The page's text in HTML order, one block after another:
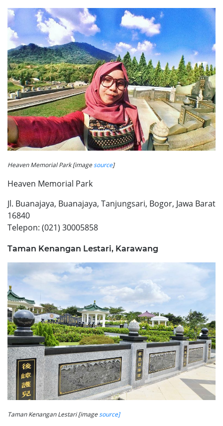
Heaven Memorial Park [imagesource]
Heaven Memorial Park
Jl. Buanajaya, Buanajaya, Tanjungsari, Bogor, Jawa Barat
16840
Telepon: (021) 30005858
Taman Kenangan Lestari, Karawang
Taman Kenangan Lestari [imagesource]